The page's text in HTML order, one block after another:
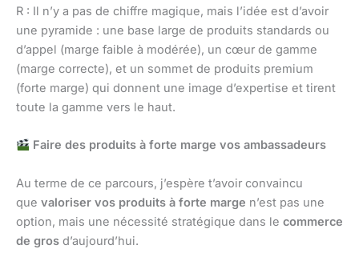
R : Il n’y a pas de chiffre magique, mais l’idée est d’avoir
une pyramide : une base large de produits standards ou
d’appel (marge faible à modérée), un cœur de gamme
(marge correcte), et un sommet de produits premium
(forte marge) qui donnent une image d’expertise et tirent
toute la gamme vers le haut.
Faire des produits à forte marge vos ambassadeurs
Au terme de ce parcours, j’espère t’avoir convaincu
que valoriser vos produits à forte marge n’est pas une
option, mais une nécessité stratégique dans le commerce
de gros d’aujourd’hui.